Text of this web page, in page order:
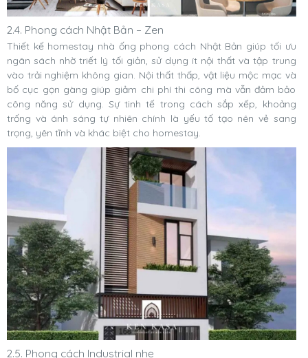
2.4. Phong cách Nhật Bản – Zen
Thiết kế homestay nhà ống phong cách Nhật Bản giúp tối ưu
ngân sách nhờ triết lý tối giản, sử dụng ít nội thất và tập trung
vào trải nghiệm không gian. Nội thất thấp, vật liệu mộc mạc và
bố cục gọn gàng giúp giảm chi phí thi công mà vẫn đảm bảo
công năng sử dụng. Sự tinh tế trong cách sắp xếp, khoảng
trống và ánh sáng tự nhiên chính là yếu tố tạo nên vẻ sang
trọng, yên tĩnh và khác biệt cho homestay.
2.5. Phong cách Industrial nhẹ